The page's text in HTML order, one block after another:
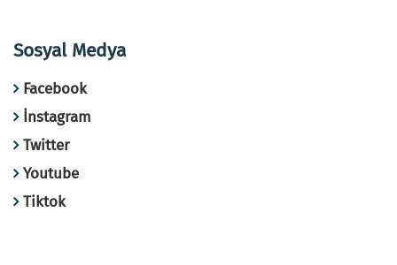
Sosyal Medya
Facebook
İnstagram
Twitter
Youtube
Tiktok